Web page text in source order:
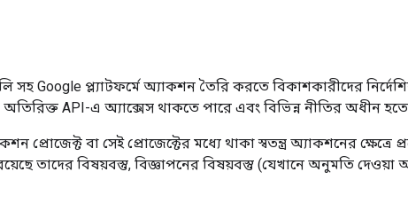
সহ Google প্ল্যাটফর্মে অ্যাকশন তৈরি করতে বিকাশকারীদের
API-এ অ্যাক্সেস থাকতে পারে এবং বিভিন্ন নীতির অধীন হতে
প্রোজেক্ট বা সেই প্রোজেক্টের মধ্যে থাকা স্বতন্ত্র অ্যাকশনের ক্ষেত্রে
রয়েছে তাদের বিষয়বস্তু, বিজ্ঞাপনের বিষয়বস্তু (যেখানে অনুমতি